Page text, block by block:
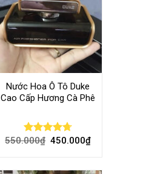
Nước Hoa Ô Tô Duke
Cao Cấp Hương Cà Phê
Rated4.70
550.000₫ 450.000₫